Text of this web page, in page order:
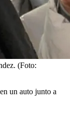
(Foto:
un auto junto a